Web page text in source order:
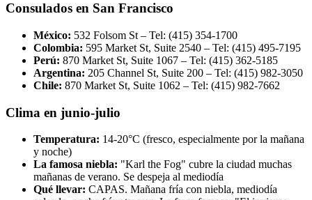
Consulados en San Francisco
México: 532 Folsom St – Tel: (415) 354-1700
Colombia: 595 Market St, Suite 2540 – Tel: (415) 495-7195
Perú: 870 Market St, Suite 1067 – Tel: (415) 362-5185
Argentina: 205 Channel St, Suite 200 – Tel: (415) 982-3050
Chile: 870 Market St, Suite 1062 – Tel: (415) 982-7662
Clima en junio-julio
Temperatura: 14-20°C (fresco, especialmente por la mañana
y noche)
La famosa niebla: "Karl the Fog" cubre la ciudad muchas
mañanas de verano. Se despeja al mediodía
Qué llevar: CAPAS. Mañana fría con niebla, mediodía